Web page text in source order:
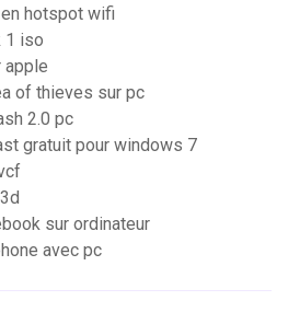
hotspot wifi
1 iso
apple
of thieves sur pc
2.0 pc
gratuit pour windows 7
sur ordinateur
avec pc